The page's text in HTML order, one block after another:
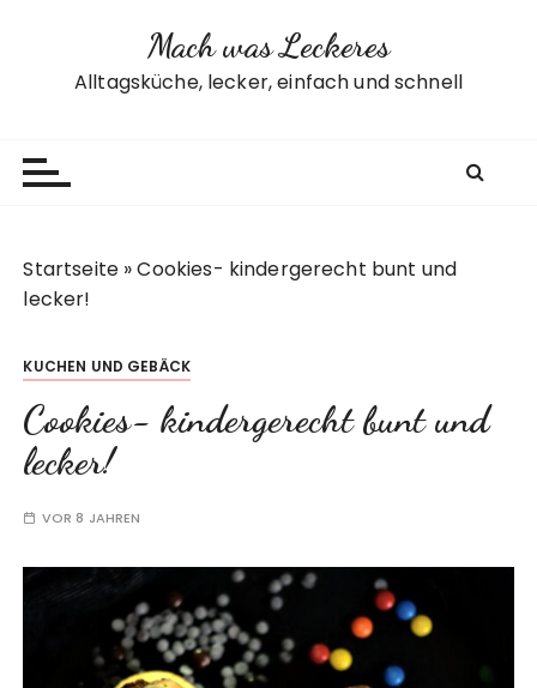
Mach was Leckeres
Alltagsküche, lecker, einfach und schnell
Startseite »Cookies- kindergerecht bunt und
lecker!
KUCHEN UND GEBÄCK
Cookies- kindergerecht bunt und
lecker!
VOR 8 JAHREN